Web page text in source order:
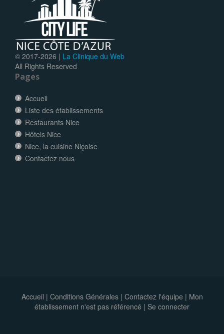
© 2017-2026 | La Clinique du Web
All Rights Reserved
Pages
Accueil
Liste des établissements
Restaurants Nice
Hôtels Nice
Nice, la cuisine Niçoise
Contactez nous
Accueil | Conditions Générales| Contactez l'équipe | Mon
établissement n'est pas référencé | Se connecter